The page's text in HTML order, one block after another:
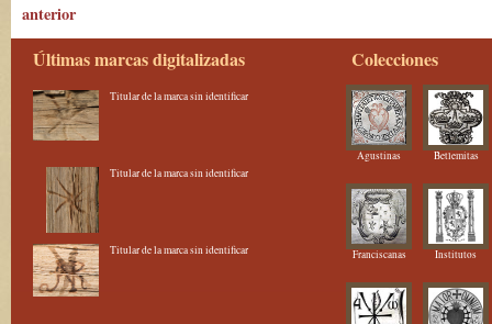
anterior
Últimas marcas digitalizadas
Titular de la marca sin identificar
Titular de la marca sin identificar
Titular de la marca sin identificar
Colecciones
Agustinas Betlemitas
Franciscanas Institutos